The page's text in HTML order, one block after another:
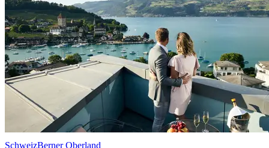
SchweizBerner Oberland